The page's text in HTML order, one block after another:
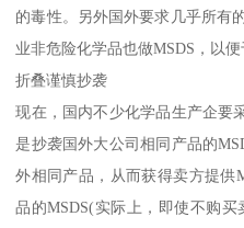
的毒性。另外国外要求几乎所有
业非危险化学品也做MSDS，以
折叠谨慎抄袭
现在，国内不少化学品生产企要
是抄袭国外大公司相同产品的
外相同产品，从而获得卖方提供
品的MSDS(实际上，即使不购